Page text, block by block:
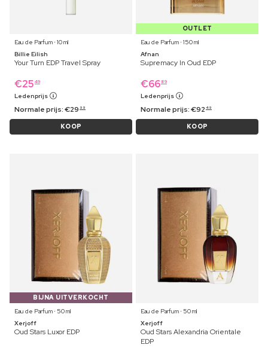
Eau de Parfum ⋅ 10 ml
Billie Eilish
Your Turn EDP Travel Spray
€25 49
Ledenprijs
Normale prijs:€29 99
KOOP
OUTLET
Eau de Parfum ⋅ 150 ml
Afnan
Supremacy In Oud EDP
€66 89
Ledenprijs
Normale prijs:€92 49
KOOP
BIJNA UITVERKOCHT
Eau de Parfum ⋅ 50 ml
Xerjoff
Oud Stars Luxor EDP
Eau de Parfum ⋅ 50 ml
Xerjoff
Oud Stars Alexandria Orientale
EDP